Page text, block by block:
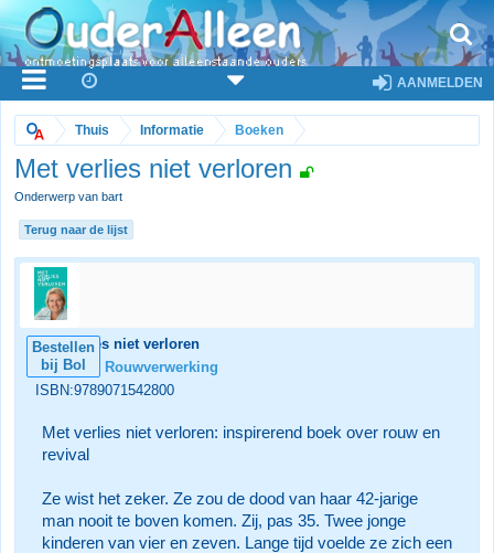
AANMELDEN
Thuis Informatie Boeken
Met verlies niet verloren
Onderwerp van bart
Terug naar de lijst
Bestellen
bij Bol
Met verlies niet verloren
Categorie:
Rouwverwerking
ISBN:9789071542800
Met verlies niet verloren: inspirerend boek over rouw en
revival
Ze wist het zeker. Ze zou de dood van haar 42-jarige
man nooit te boven komen. Zij, pas 35. Twee jonge
kinderen van vier en zeven. Lange tijd voelde ze zich een